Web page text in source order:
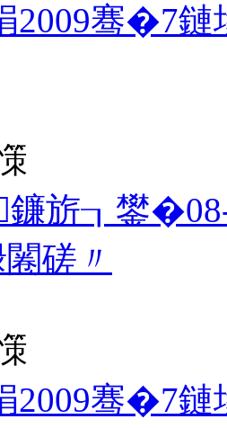
骞�7鏈
鐮旂┒鐢
磋〃
骞�7鏈